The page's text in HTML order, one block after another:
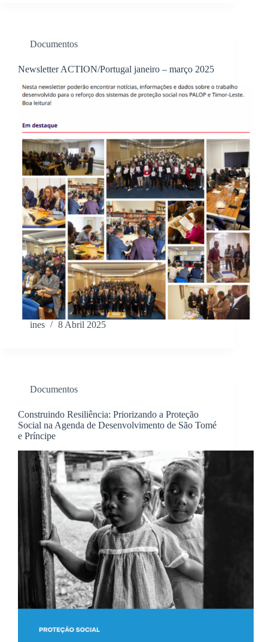
Documentos
Newsletter ACTION/Portugal janeiro – março 2025
ines 8 Abril 2025
Documentos
Construindo Resiliência: Priorizando a Proteção
Social na Agenda de Desenvolvimento de São Tomé
e Príncipe